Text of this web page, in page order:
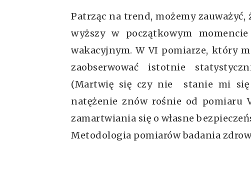
Patrząc na trend, możemy
wyższy w początkowym
wakacyjnym. W VI pomiarze, który
zaobserwować istotnie
(Martwię się czy nie stanie mi się
natężenie znów rośnie od pomiaru
zamartwiania się o własne
Metodologia pomiarów badania